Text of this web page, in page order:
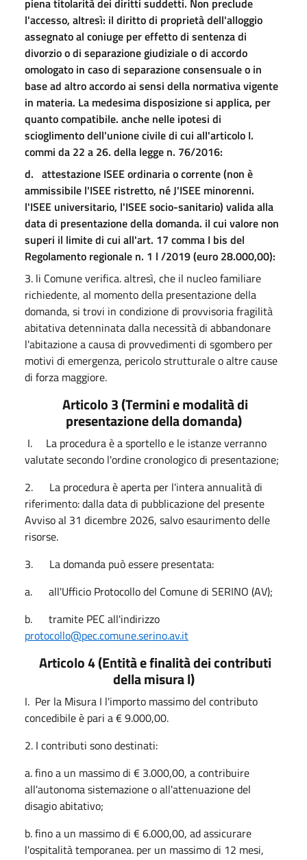
l'accesso, altresì: il diritto di proprietà dell'alloggio
assegnato al coniuge per effetto di sentenza di
divorzio o di separazione giudiziale o di accordo
omologato in caso di separazione consensuale o in
base ad altro accordo ai sensi della normativa vigente
in materia. La medesima disposizione si applica, per
quanto compatibile. anche nelle ipotesi di
scioglimento dell'unione civile di cui all'articolo I.
commi da 22 a 26. della legge n. 76/2016:
d. attestazione ISEE ordinaria o corrente (non è
ammissibile l'ISEE ristretto, né J'ISEE minorenni.
l'ISEE universitario, l'ISEE socio-sanitario) valida alla
data di presentazione della domanda. il cui valore non
superi il limite di cui all'art. 17 comma I bis del
Regolamento regionale n. 1 l /2019 (euro 28.000,00):
3. li Comune verifica. altresì, che il nucleo familiare
richiedente, al momento della presentazione della
domanda, si trovi in condizione di provvisoria fragilità
abitativa detenninata dalla necessità di abbandonare
l'abitazione a causa di provvedimenti di sgombero per
motivi di emergenza, pericolo strutturale o altre cause
di forza maggiore.
Articolo 3 (Termini e modalità di
presentazione della domanda)
I. La procedura è a sportello e le istanze verranno
valutate secondo l'ordine cronologico di presentazione;
2. La procedura è aperta per l'intera annualità di
riferimento: dalla data di pubblicazione del presente
Avviso al 31 dicembre 2026, salvo esaurimento delle
risorse.
3. La domanda può essere presentata:
a. all'Ufficio Protocollo del Comune di SERINO (AV);
b. tramite PEC all'indirizzo
protocollo@pec.comune.serino.av.it
Articolo 4 (Entità e finalità dei contributi
della misura l)
I. Per la Misura I l'importo massimo del contributo
concedibile è pari a € 9.000,00.
2. I contributi sono destinati:
a. fino a un massimo di € 3.000,00, a contribuire
all'autonoma sistemazione o all'attenuazione del
disagio abitativo;
b. fino a un massimo di € 6.000,00, ad assicurare
l'ospitalità temporanea. per un massimo di 12 mesi,